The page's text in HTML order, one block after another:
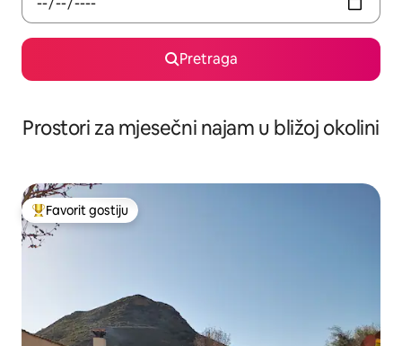
Pretraga
Prostori za mjesečni najam u bližoj okolini
Glavni favorit gostiju
Favorit gostiju